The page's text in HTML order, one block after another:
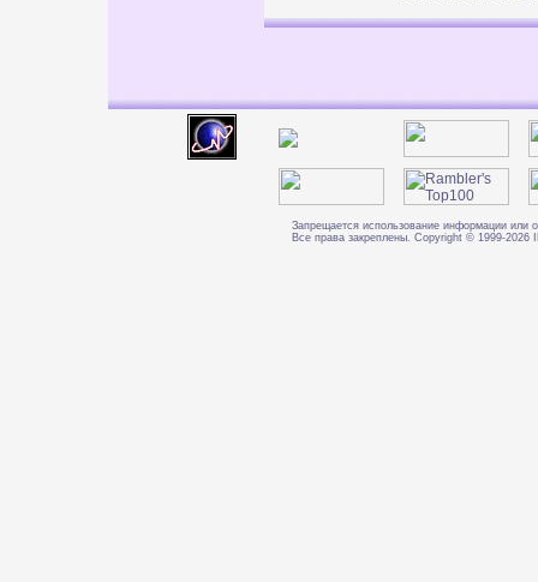
Запрещается использование информации или
Все права закреплены. Copyright © 1999-